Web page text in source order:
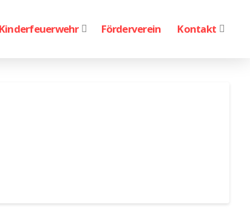
Kinderfeuerwehr Förderverein Kontakt